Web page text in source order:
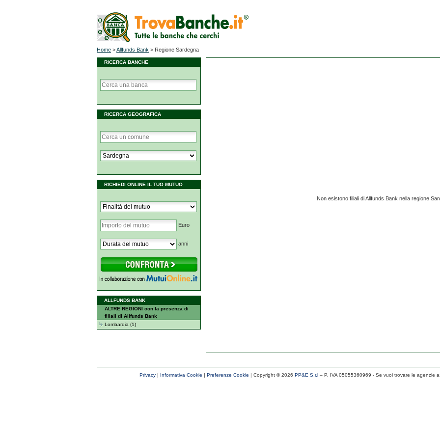
Home >Allfunds Bank > Regione Sardegna
RICERCA BANCHE
RICERCA GEOGRAFICA
RICHIEDI ONLINE IL TUO MUTUO
Euro
anni
ALLFUNDS BANK
ALTRE REGIONI con la presenza di
filiali di Allfunds Bank
Lombardia (1)
Non esistono filiali di Allfunds Bank nella regione
Privacy| Informativa Cookie | Preferenze Cookie | Copyright ©2026 PP&E S.r.l– P. IVA 05055360969 - Se vuoi trovare le agenzie